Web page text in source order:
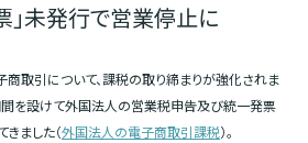
」未発行で営業停止に
取引について、課税の取り締まりが強化されま
間を設けて外国法人の営業税申告及び統一発票
ました（外国法人の電子商取引課税）。